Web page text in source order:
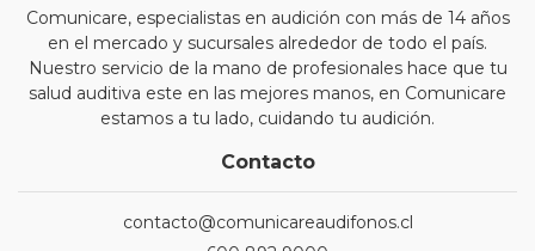
Comunicare, especialistas en audición con más de 14 años
en el mercado y sucursales alrededor de todo el país.
Nuestro servicio de la mano de profesionales hace que tu
salud auditiva este en las mejores manos, en Comunicare
estamos a tu lado, cuidando tu audición.
Contacto
contacto@comunicareaudifonos.cl